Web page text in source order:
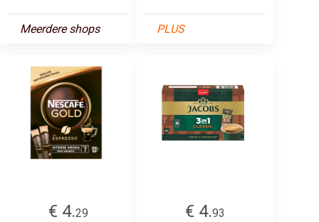
Meerdere shops PLUS
€ 4.29
€ 4.93